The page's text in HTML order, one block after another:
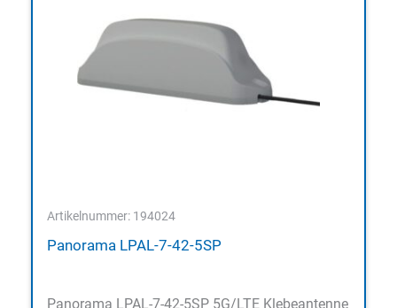
Artikelnummer: 194024
Panorama LPAL-7-42-5SP
Panorama LPAL-7-42-5SP 5G/LTE Klebeantenne